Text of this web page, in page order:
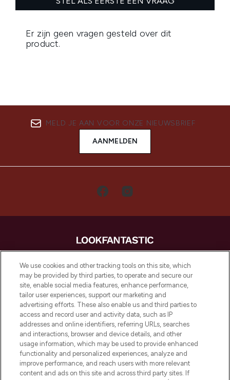
MELD JE AAN VOOR ONZE NIEUWSBRIEF
AANMELDEN
LOOKFANTASTIC is de ultieme online
beautybestemming van Europa, met de
beste huidverzorging, haarproducten en
make-up van meer dan 200 topmerken.
Shop online of via de app, met gratis
verzending vanaf €40.
Cookie-toestemming
Do Not Sell or Share My Personal
Information
We use cookies and other tracking tools on this site, which
may be provided by third parties, to operate and secure our
site, enable social media features, enhance performance,
tailor user experiences, support our marketing and
advertising efforts. These also enable us and third parties to
access and record user and activity data, such as IP
addresses and online identifiers, referring URLs, searches
and interactions, browser and device details, and other
usage information, which may be used to provide enhanced
functionality and personalized experiences, analyze and
improve performance, and reach users with more relevant
content and ads on this site and across third party sites. If